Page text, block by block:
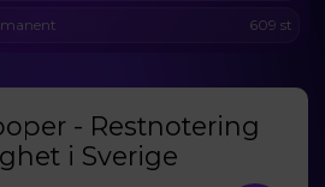
609 st
- Restnotering
i Sverige